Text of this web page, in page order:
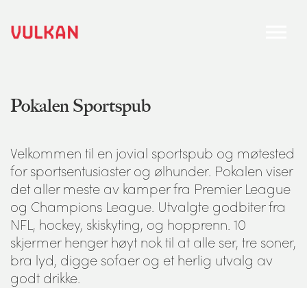
Pokalen Sportspub
Velkommen til en jovial sportspub og møtested
for sportsentusiaster og ølhunder. Pokalen viser
det aller meste av kamper fra Premier League
og Champions League. Utvalgte godbiter fra
NFL, hockey, skiskyting, og hopprenn. 10
skjermer henger høyt nok til at alle ser, tre soner,
bra lyd, digge sofaer og et herlig utvalg av
godt drikke.